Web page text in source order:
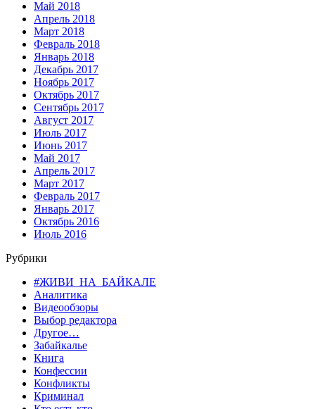
Май 2018
Апрель 2018
Март 2018
Февраль 2018
Январь 2018
Декабрь 2017
Ноябрь 2017
Октябрь 2017
Сентябрь 2017
Август 2017
Июль 2017
Июнь 2017
Май 2017
Апрель 2017
Март 2017
Февраль 2017
Январь 2017
Октябрь 2016
Июль 2016
Рубрики
#ЖИВИ_НА_БАЙКАЛЕ
Аналитика
Видеообзоры
Выбор редактора
Другое…
Забайкалье
Книга
Конфессии
Конфликты
Криминал